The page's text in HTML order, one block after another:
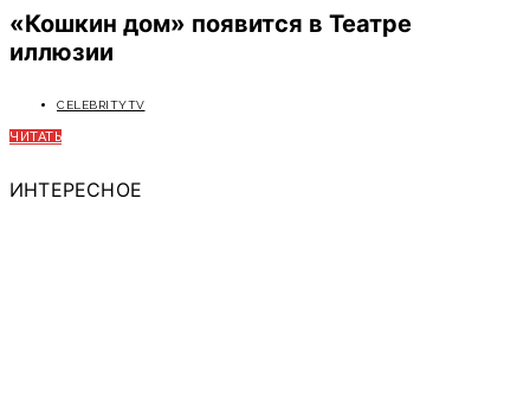
«Кошкин дом» появится в Театре
иллюзии
CELEBRITYTV
ЧИТАТЬ
ИНТЕРЕСНОЕ